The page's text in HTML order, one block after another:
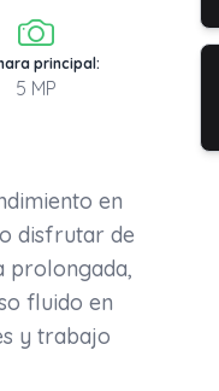
principal:
5 MP
en
disfrutar de
prolongada,
fluido en
y trabajo